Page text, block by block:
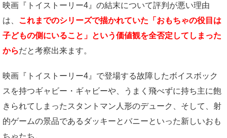
映画『トイストーリー4』の結末について評判が悪い理由
は、 これまでのシリーズで描かれていた「おもちゃの役目は
子どもの側にいること」という価値観を全否定してしまった
からだと考察出来ます。
映画『トイストーリー4』で登場する故障したボイスボック
スを持つギャビー・ギャビーや、うまく飛べずに持ち主に飽
きられてしまったスタントマン人形のデューク、そして、射
的ゲームの景品であるダッキーとバニーといった新しいおも
ちゃたち。